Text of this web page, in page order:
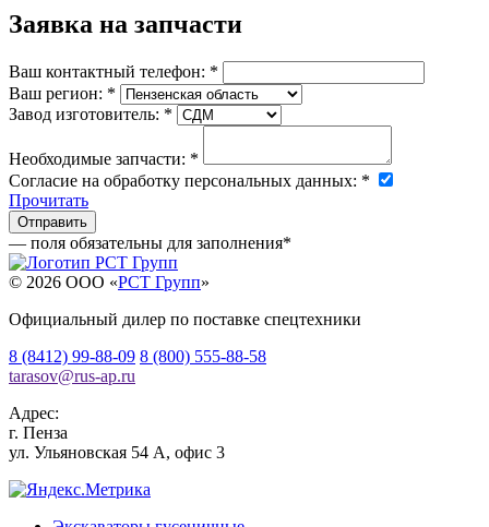
Заявка на запчасти
Ваш контактный телефон: *
Ваш регион: *
Завод изготовитель: *
Необходимые запчасти: *
Согласие на обработку персональных данных: *
Прочитать
— поля обязательны для заполнения*
© 2026 OOO «РСТ Групп»
Официальный дилер по поставке спецтехники
8 (8412) 99-88-09 8 (800) 555-88-58
tarasov@rus-ap.ru
Адрес:
г. Пенза
ул. Ульяновская 54 А, офис 3